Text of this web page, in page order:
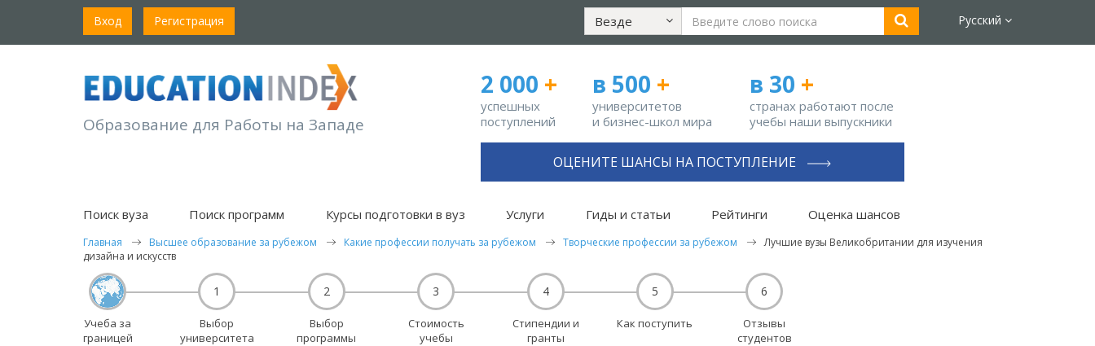
Вход Регистрация Везде Русский
Образование для Работы на Западе
2 000 +
успешных
поступлений
в 500 +
университетов
и бизнес-школ мира
в 30 +
странах работают после
учебы наши выпускники
ОЦЕНИТЕ ШАНСЫ НА ПОСТУПЛЕНИЕ
Поиск вуза Поиск программ Курсы подготовки в вуз Услуги Гиды и статьи Рейтинги Оценка шансов
Главная Высшее образование за рубежом Какие профессии получать за рубежом Творческие профессии за рубежом
Лучшие вузы Великобритании для изучения
дизайна и искусств
Учеба за
границей
1
Выбор
университета
2
Выбор
программы
3
Стоимость
учебы
4
Стипендии и
гранты
5
Как поступить
6
Отзывы
студентов